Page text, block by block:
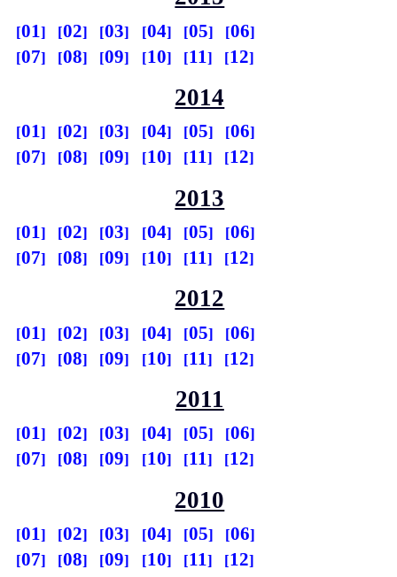
01 02 03 04 05
06
07
08 09 10 11 12
2014
01 02 03 04 05
06
07
08 09 10 11 12
2013
01 02 03 04 05
06
07
08 09 10 11 12
2012
01 02 03 04 05
06
07
08 09 10 11 12
2011
01 02 03 04 05
06
07
08 09 10 11 12
2010
01 02 03 04 05
06
07
08 09 10 11 12